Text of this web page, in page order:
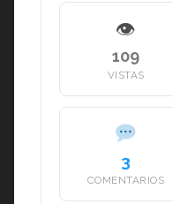
👁
109
VISTAS
3
COMENTARIOS